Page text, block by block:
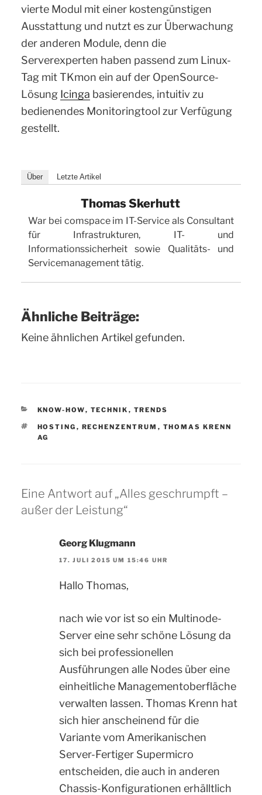
vierte Modul mit einer kostengünstigen
Ausstattung und nutzt es zur Überwachung
der anderen Module, denn die
Serverexperten haben passend zum Linux-
Tag mit TKmon ein auf der OpenSource-
Lösung Icinga basierendes, intuitiv zu
bedienendes Monitoringtool zur Verfügung
gestellt.
Über Letzte Artikel
Thomas Skerhutt
War bei comspace im IT-Service als Consultant
für Infrastrukturen, IT- und
Informationssicherheit sowie Qualitäts- und
Servicemanagement tätig.
Ähnliche Beiträge:
Keine ähnlichen Artikel gefunden.
KATEGORIEN
KNOW-HOW, TECHNIK , TRENDS
SCHLAGWÖRTER
HOSTING , RECHENZENTRUM , THOMAS KRENN
AG
Eine Antwort auf „Alles geschrumpft –
außer der Leistung“
Georg Klugmann
17. JULI 2015 UM 15:46 UHR
Hallo Thomas,
nach wie vor ist so ein Multinode-
Server eine sehr schöne Lösung da
sich bei professionellen
Ausführungen alle Nodes über eine
einheitliche Managementoberfläche
verwalten lassen. Thomas Krenn hat
sich hier anscheinend für die
Variante vom Amerikanischen
Server-Fertiger Supermicro
entscheiden, die auch in anderen
Chassis-Konfigurationen erhälltlich